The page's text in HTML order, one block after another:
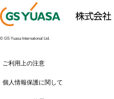
© GS Yuasa International Ltd.
ご利用上の注意
個人情報保護に関して